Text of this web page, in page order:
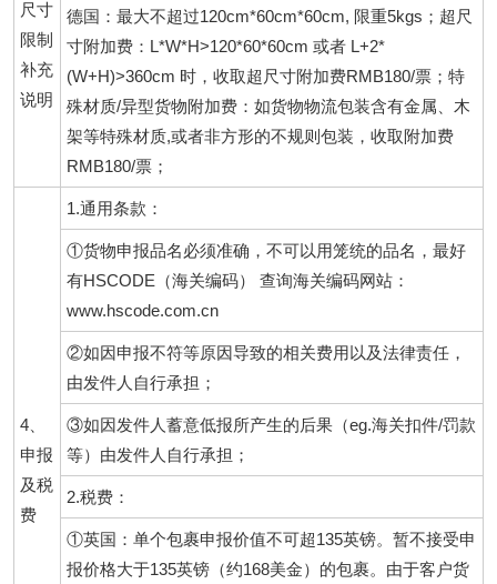
尺寸
限制
补充
说明
德国：最大不超过120cm*60cm*60cm, 限重5kgs；超尺
寸附加费：L*W*H>120*60*60cm 或者 L+2*
(W+H)>360cm 时，收取超尺寸附加费RMB180/票；特
殊材质/异型货物附加费：如货物物流包装含有金属、木
架等特殊材质,或者非方形的不规则包装，收取附加费
RMB180/票；
4、
申报
及税
费
1.通用条款：
①货物申报品名必须准确，不可以用笼统的品名，最好
有HSCODE（海关编码） 查询海关编码网站：
www.hscode.com.cn
②如因申报不符等原因导致的相关费用以及法律责任，
由发件人自行承担；
③如因发件人蓄意低报所产生的后果（eg.海关扣件/罚款
等）由发件人自行承担；
2.税费：
①英国：单个包裹申报价值不可超135英镑。暂不接受申
报价格大于135英镑（约168美金）的包裹。由于客户货